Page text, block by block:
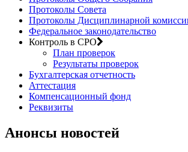
Протоколы Совета
Протоколы Дисциплинарной
Федеральное законодательство
Контроль в СРО
План проверок
Результаты проверок
Бухгалтерская отчетность
Аттестация
Компенсационный фонд
Реквизиты
Анонсы новостей